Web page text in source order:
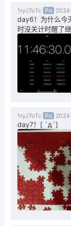
1ryJ7oTc Po
day6！为什么今
时没关计时醒了
1ryJ7oTc Po
day7！[ `д´]